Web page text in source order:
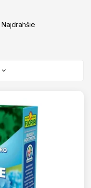
Najdrahšie